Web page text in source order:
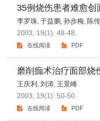
35例烧伤患者难愈创
李罗珠, 于益鹏, 孙步梅, 陈
2003, 19(1): 48-48.
在线阅读 PDF
磨削痂术治疗面部烧
王庆利 , 刘涛, 王景峰
2003, 19(1): 50-50.
在线阅读 PDF